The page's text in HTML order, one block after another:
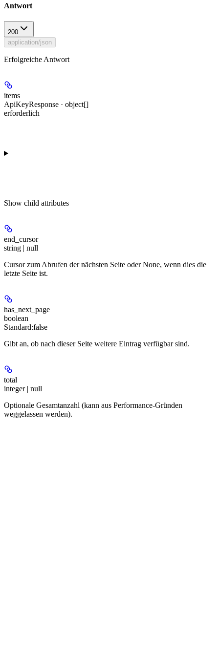
Antwort
200
application/json
Erfolgreiche Antwort
items
ApiKeyResponse · object[]
erforderlich
Show child attributes
end_cursor
string | null
Cursor zum Abrufen der nächsten Seite oder None, wenn dies die
letzte Seite ist.
has_next_page
boolean
Standard:false
Gibt an, ob nach dieser Seite weitere Eintrag verfügbar sind.
total
integer | null
Optionale Gesamtanzahl (kann aus Performance-Gründen
weggelassen werden).